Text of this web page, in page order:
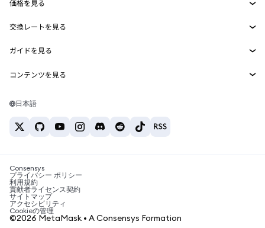
MetaMask Connect
Snaps
Web3サービス
セキュリティ
サポート
キャリア
お問い合わせ
価格を見る
イーサリアムの価格
Solanaの価格
Tetherの価格
交換レートを見る
ETH→USD
USDT→INR
BTC→INR
ETH→USDT
ガイドを見る
ETHの購入
USDTの購入
SHIBの購入
BNBの購入
コンテンツを見る
Solanaウォレット
税制関連ニュース
暗号資産の購入方法は？
ビットコインを売るには？
日本語
Consensys
プライバシー ポリシー
利用規約
貢献者ライセンス契約
サイトマップ
アクセシビリティ
Cookieの管理
©2026 MetaMask • A Consensys Formation